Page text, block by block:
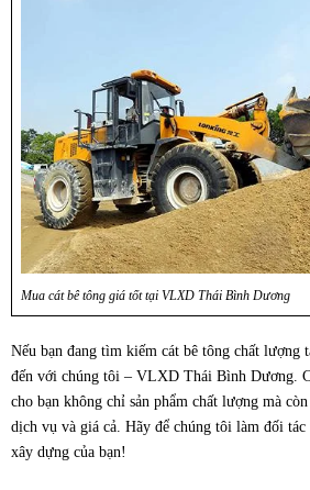
Mua cát bê tông giá tốt tại VLXD Thái Bình Dương
Nếu bạn đang tìm kiếm cát bê tông chất
đến với chúng tôi – VLXD Thái Bình Dương.
cho bạn không chỉ sản phẩm chất lượng mà
dịch vụ và giá cả. Hãy để chúng tôi làm đối
xây dựng của bạn!